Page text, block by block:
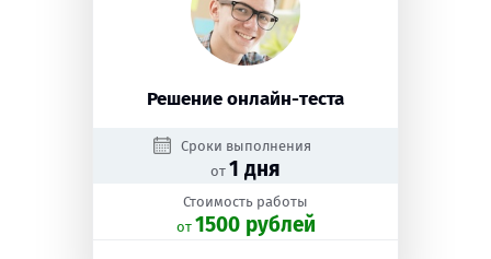
Решение онлайн-теста
Сроки выполнения
от 1 дня
Стоимость работы
oт 1500 рублей